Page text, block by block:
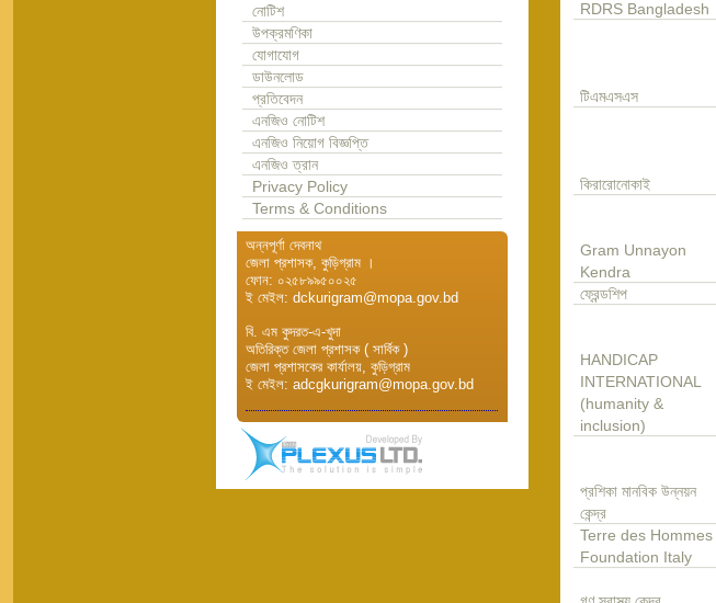
নোটিশ
উপক্রমণিকা
যোগাযোগ
ডাউনলোড
প্রতিবেদন
এনজিও নোটিশ
এনজিও নিয়োগ বিজ্ঞপ্তি
এনজিও ত্রান
Privacy Policy
Terms & Conditions
অন্নপূর্ণা দেবনাথ
জেলা প্রশাসক, কুড়িগ্রাম ।
ফোন: ০২৫৮৯৯৫০০২৫
ই মেইল: dckurigram@mopa.gov.bd
বি. এম কুদরত-এ-খুদা
অতিরিক্ত জেলা প্রশাসক ( সার্বিক )
জেলা প্রশাসকের কার্যালয়, কুড়িগ্রাম
ই মেইল: adcgkurigram@mopa.gov.bd
RDRS Bangladesh
টিএমএসএস
কিরারোনোকাই
Gram Unnayon
Kendra
ফ্রেন্ডশিপ
HANDICAP
INTERNATIONAL
(humanity &
inclusion)
প্রশিকা মানবিক উন্নয়ন
কেন্দ্র
Terre des Hommes
Foundation Italy